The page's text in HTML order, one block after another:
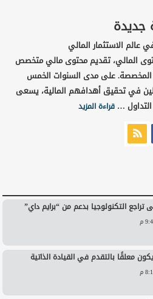
جديدة
الاستثمار المالي
المالي، تقديم محتوى مالي متخصص
المخصصة. على مدى السنوات الخمس
في تحقيق أهدافهم المالية، يسعى
التداول …قراءة المزيد
تراجع التكنولوجيا بدعم من “برايم داي”
معلقًا بالتقدم في القيادة الذاتية